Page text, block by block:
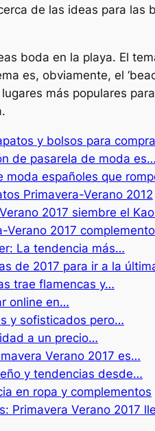
de las ideas para
boda en la playa. El
es, obviamente, el
más populares
y bolsos para
de pasarela de moda es…
moda españoles que
Primavera-Verano 2012
2017 siembre el
Verano 2017
La tendencia más…
de 2017 para ir a la
trae flamencas y…
online en…
y sofisticados pero…
a un precio…
Verano 2017 es…
y tendencias desde…
en ropa y complementos
Primavera Verano 2017